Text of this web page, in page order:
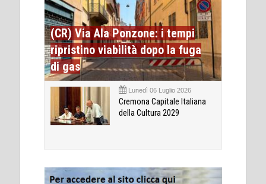
(CR) Via Ala Ponzone: i tempi
ripristino viabilità dopo la fuga
di gas
Lunedì 06 Luglio 2026
Cremona Capitale Italiana
della Cultura 2029